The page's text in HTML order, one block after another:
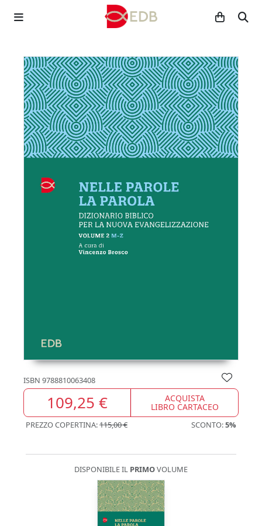
ISBN 9788810063408
109,25 € ACQUISTA
LIBRO CARTACEO
PREZZO COPERTINA:115,00 € SCONTO:5%
DISPONIBILE IL PRIMOVOLUME